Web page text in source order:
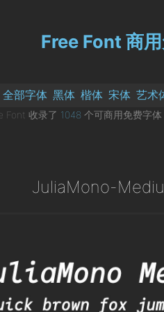
Free Font 商
全部字体 黑体 楷体 宋体 艺术
Font 收录了 1048 个可商用免费字体
JuliaMono-